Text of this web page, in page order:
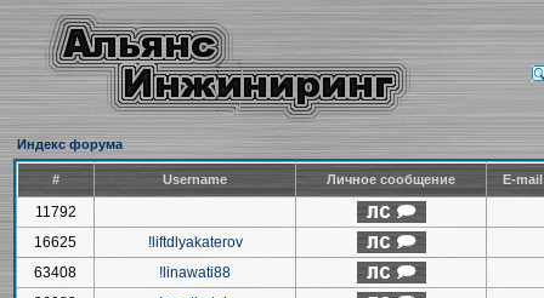
Индекс форума
# Username Личное сообщение E-
11792
16625
!liftdlyakaterov
63408
!linawati88